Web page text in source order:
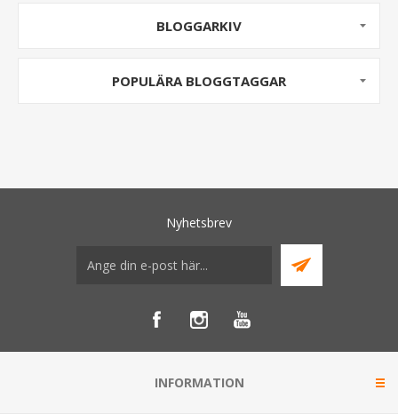
BLOGGARKIV
POPULÄRA BLOGGTAGGAR
Nyhetsbrev
INFORMATION